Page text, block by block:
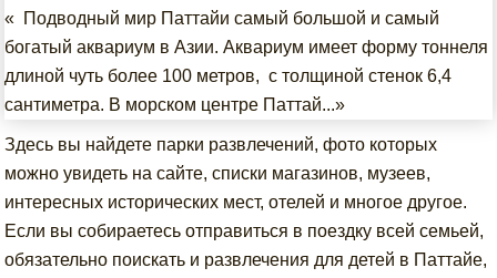
« Подводный мир Паттайи самый большой и самый
богатый аквариум в Азии. Аквариум имеет форму тоннеля
длиной чуть более 100 метров, с толщиной стенок 6,4
сантиметра. В морском центре Паттай...»
Здесь вы найдете парки развлечений, фото которых
можно увидеть на сайте, списки магазинов, музеев,
интересных исторических мест, отелей и многое другое.
Если вы собираетесь отправиться в поездку всей семьей,
обязательно поискать и развлечения для детей в Паттайе,